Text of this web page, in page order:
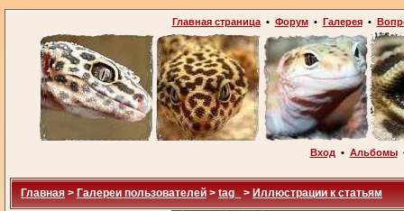
Главная страница• Форум• Галерея•
Вход • Альбомы
Главная > Галереи пользователей > tag_ > Иллюстрации к статьям